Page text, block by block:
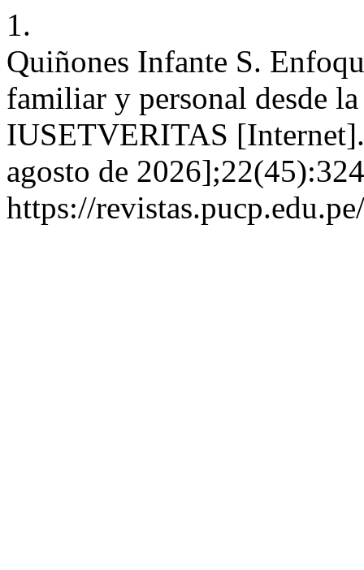
1.
Quiñones Infante S.
familiar y personal desde
IUSETVERITAS
agosto de
https://